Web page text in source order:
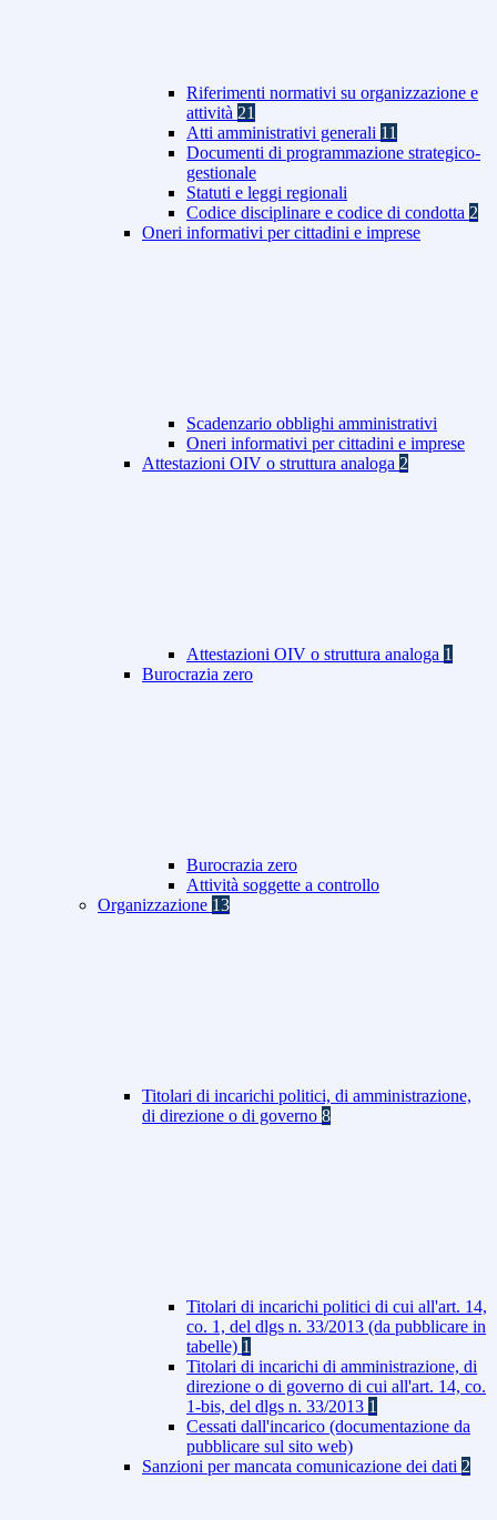
Riferimenti normativi su organizzazione e
attività 21
Atti amministrativi generali 11
Documenti di programmazione strategico-
gestionale
Statuti e leggi regionali
Codice disciplinare e codice di condotta 2
Oneri informativi per cittadini e imprese
Scadenzario obblighi amministrativi
Oneri informativi per cittadini e imprese
Attestazioni OIV o struttura analoga 2
Attestazioni OIV o struttura analoga 1
Burocrazia zero
Burocrazia zero
Attività soggette a controllo
Organizzazione 13
Titolari di incarichi politici, di amministrazione,
di direzione o di governo 8
Titolari di incarichi politici di cui all'art. 14,
co. 1, del dlgs n. 33/2013 (da pubblicare in
tabelle) 1
Titolari di incarichi di amministrazione, di
direzione o di governo di cui all'art. 14, co.
1-bis, del dlgs n. 33/2013 1
Cessati dall'incarico (documentazione da
pubblicare sul sito web)
Sanzioni per mancata comunicazione dei dati 2